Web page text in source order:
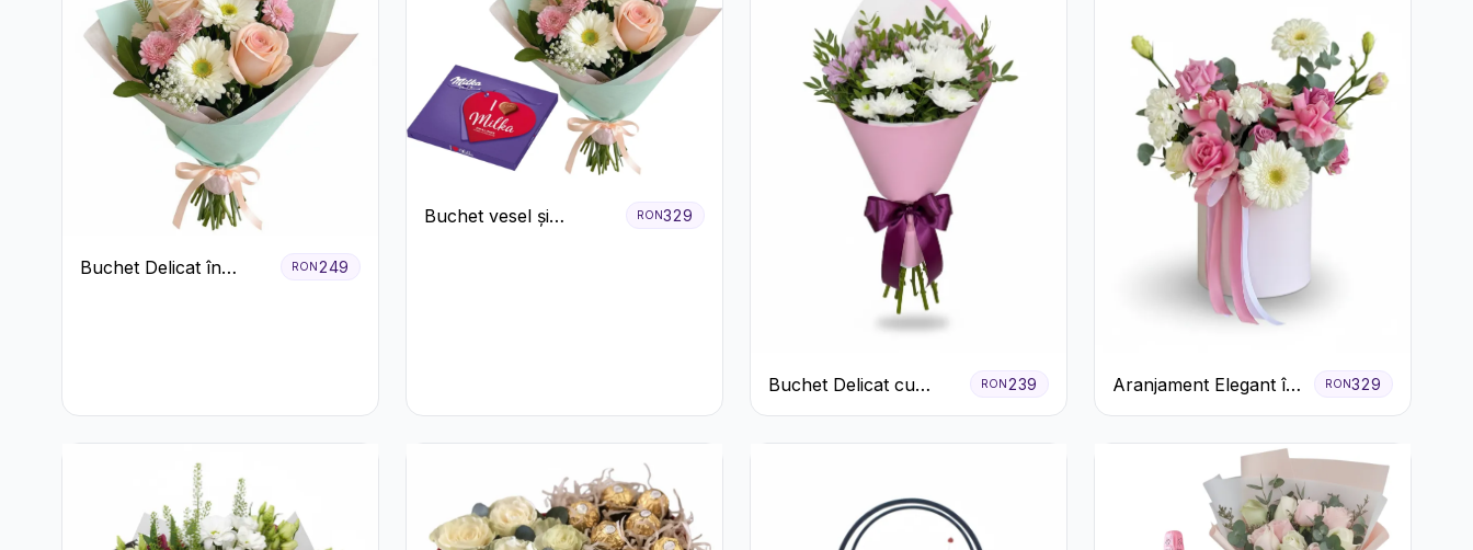
Buchet Delicat în
RON249
Buchet vesel și
RON329
Buchet Delicat cu
Crizanteme Albe și
RON239
Aranjament Elegant în
Cutie Roz cu Trandafiri
RON329